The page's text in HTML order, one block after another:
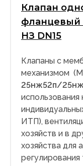
Клапан
фланцевый
НЗ DN15
Клапаны с
механизмом
25нж52п/
использования
ИТП),
хозяйств и в
хозяйства для
регулирования